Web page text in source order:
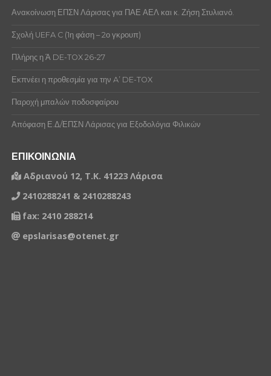
Ανακοίνωση ΕΠΣΝ Λάρισας για ΠΑΕ ΑΕΛ και κ. Ζήση Στυλιανό.
Σχολή UEFA C (1η φάση – 2ο γκρουπ)
Πλήρης η Ά DE-TOX 26-27
Εκπνέει η προθεσμία για την A’ DE-TOX
Παροχή μπαλών ποδοσφαίρου
Απόφαση Ε.Δ/ΕΠΣΝ Λάρισας για Εξοδολόγια Φιλικών
ΕΠΙΚΟΙΝΩΝΙΑ
Αδριανού 12, Τ.Κ. 41223 Λάρισα
2410288241 & 2410288243
fax: 2410 288214
epslarisas@otenet.gr